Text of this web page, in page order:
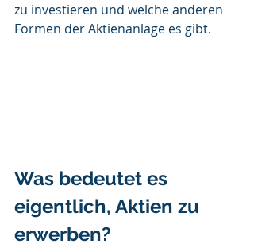
zu investieren und welche anderen
Formen der Aktienanlage es gibt.
Was bedeutet es
eigentlich, Aktien zu
erwerben?